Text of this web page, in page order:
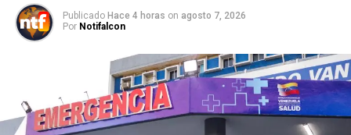
Publicado Hace 4 horas on agosto 7, 2026
Por Notifalcon